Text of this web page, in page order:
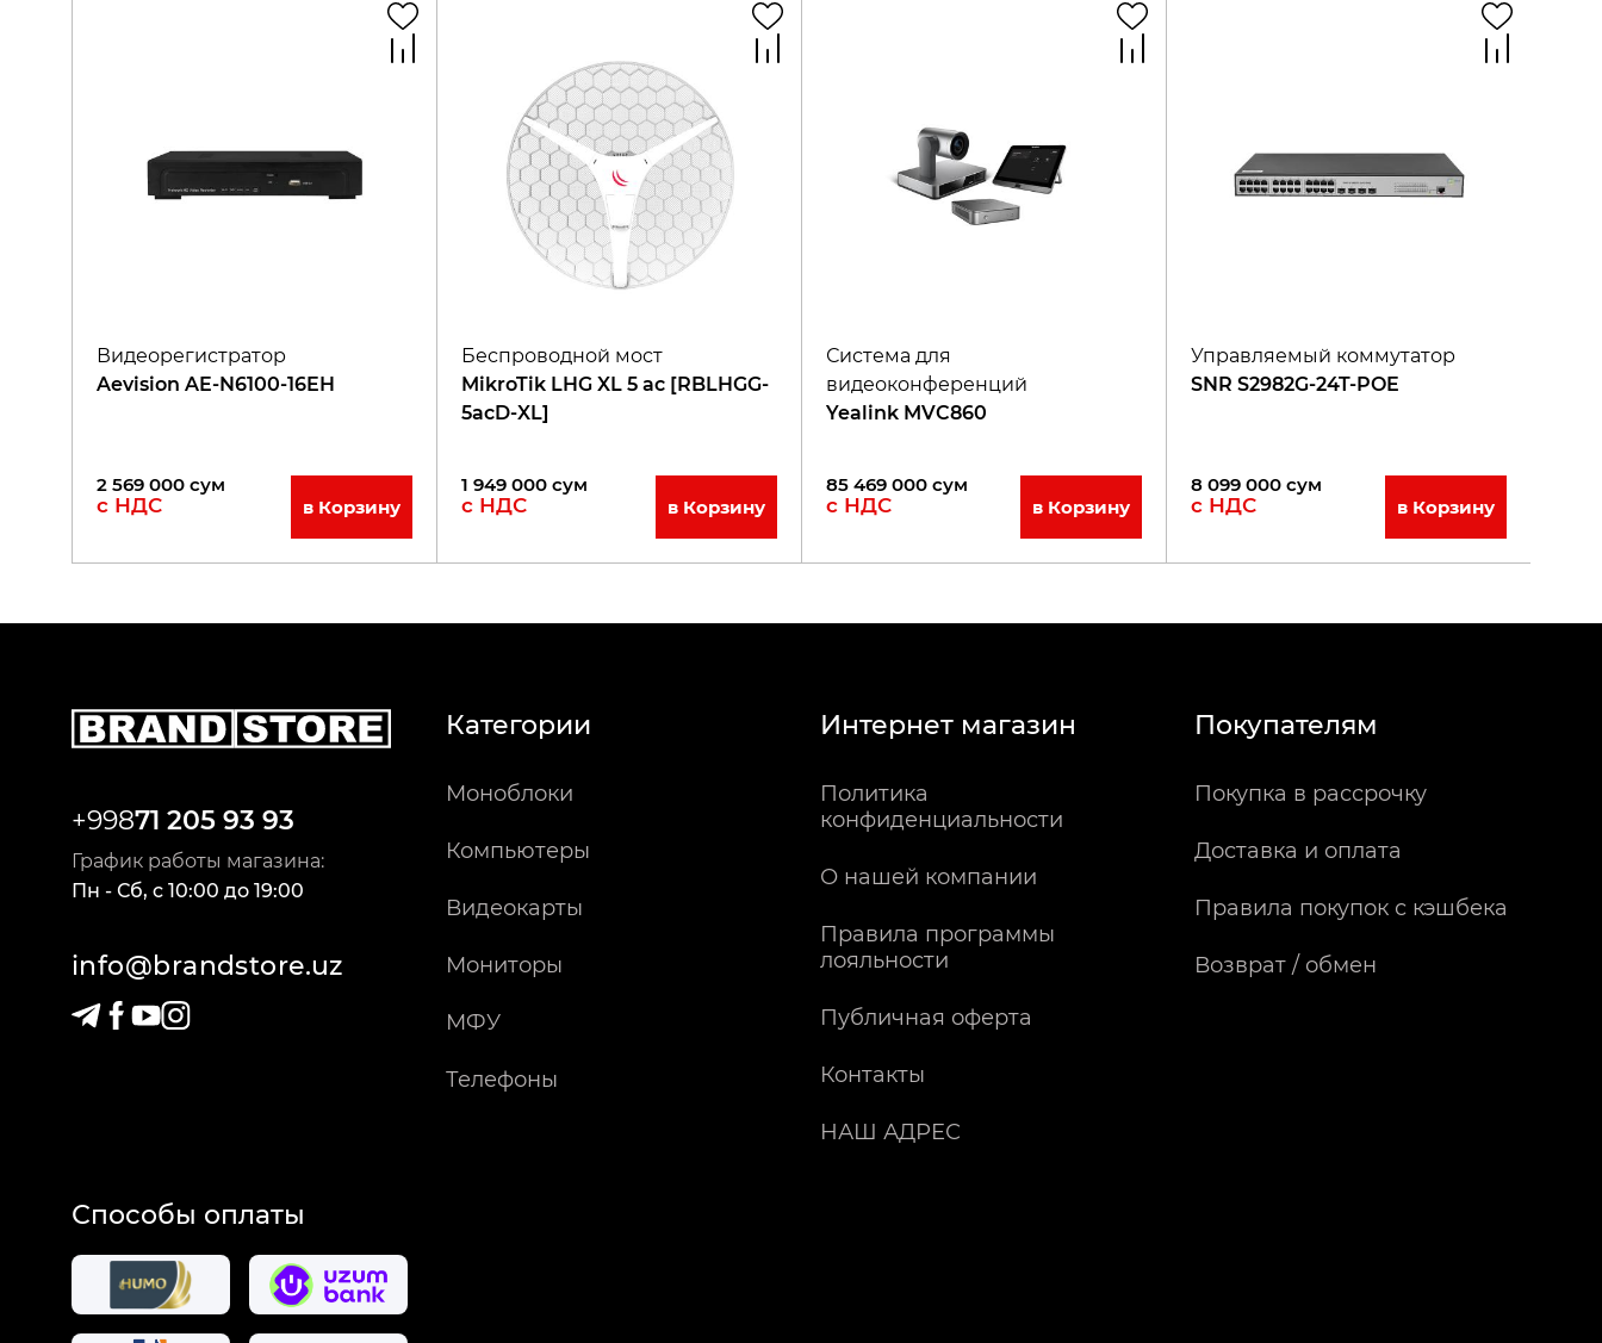
Видеорегистратор
Aevision AE-N6100-16EH
2 569 000 сум
с НДС в Корзину
Беспроводной мост
MikroTik LHG XL 5 ac [RBLHGG-
5acD-XL]
1 949 000 сум
с НДС в Корзину
Система для
видеоконференций
Yealink MVC860
85 469 000 сум
с НДС в Корзину
Управляемый коммутатор
SNR S2982G-24T-POE
8 099 000 сум
с НДС в Корзину
+99871 205 93 93
График работы магазина:
Пн - Сб, c 10:00 до 19:00
info@brandstore.uz
Категории
Моноблоки
Компьютеры
Видеокарты
Мониторы
МФУ
Телефоны
Интернет магазин
Политика
конфиденциальности
О нашей компании
Правила программы
лояльности
Публичная оферта
Контакты
НАШ АДРЕС
Покупателям
Покупка в рассрочку
Доставка и оплата
Правила покупок с кэшбека
Возврат / обмен
Способы оплаты